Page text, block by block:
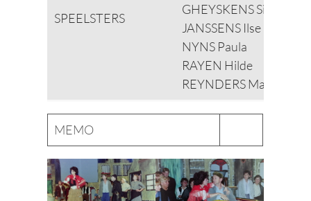
SPEELSTERS
GHEYSKENS Simone
JANSSENS Ilse
NYNS Paula
RAYEN Hilde
REYNDERS Marleen
MEMO